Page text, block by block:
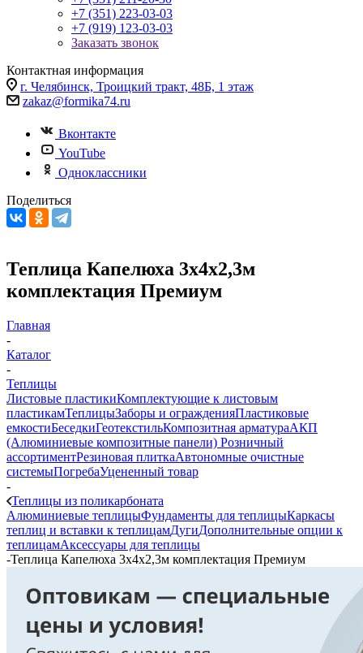
+7 (351) 223-03-03
+7 (919) 123-03-03
Заказать звонок
Контактная информация
г. Челябинск, Троицкий тракт, 48Б, 1 этаж
zakaz@formika74.ru
Вконтакте
YouTube
Одноклассники
Поделиться
Теплица Капелюха 3х4х2,3м
комплектация Премиум
Главная
-
Каталог
-
Теплицы
Листовые пластикиКомплектующие к листовым
пластикамТеплицыЗаборы и огражденияПластиковые
емкостиБеседкиГеотекстильКомпозитная арматураАКП
(Алюминиевые композитные панели) Розничный
ассортиментРезиновая плиткаАвтономные очистные
системыПогребаУцененный товар
-
Теплицы из поликарбоната
Алюминиевые теплицыФундаменты для теплицыКаркасы
теплиц и вставки к теплицамДугиДополнительные опции к
теплицамАксессуары для теплицы
-Теплица Капелюха 3х4х2,3м комплектация Премиум